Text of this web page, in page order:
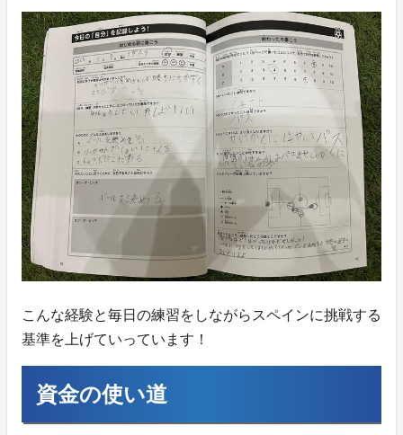
こんな経験と毎日の練習をしながらスペインに挑戦する
基準を上げていっています！
資金の使い道